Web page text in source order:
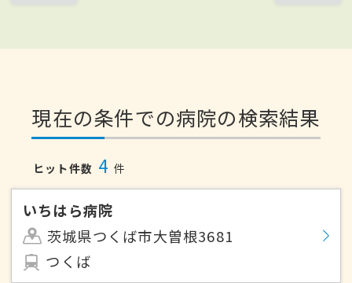
現在の条件での病院の検索結果
ヒット件数 4 件
いちはら病院
茨城県つくば市大曽根3681
つくば